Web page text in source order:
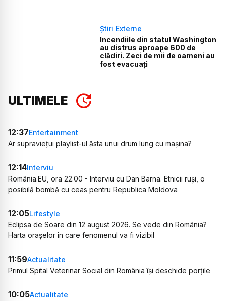
Știri Externe
Incendiile din statul Washington
au distrus aproape 600 de
clădiri. Zeci de mii de oameni au
fost evacuați
ULTIMELE
12:37Entertainment
Ar supraviețui playlist-ul ăsta unui drum lung cu mașina?
12:14Interviu
România.EU, ora 22.00 - Interviu cu Dan Barna. Etnicii ruși, o
posibilă bombă cu ceas pentru Republica Moldova
12:05Lifestyle
Eclipsa de Soare din 12 august 2026. Se vede din România?
Harta orașelor în care fenomenul va fi vizibil
11:59Actualitate
Primul Spital Veterinar Social din România își deschide porțile
10:05Actualitate